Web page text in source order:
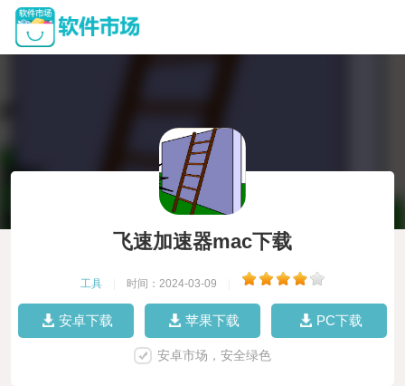
飞速加速器mac下载
工具 时间：2024-03-09
安卓下载 苹果下载 PC下载
安卓市场，安全绿色